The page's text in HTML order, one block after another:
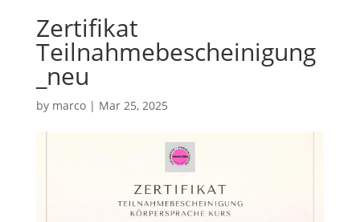
Zertifikat
Teilnahmebescheinigung
_neu
by marco| Mar 25, 2025